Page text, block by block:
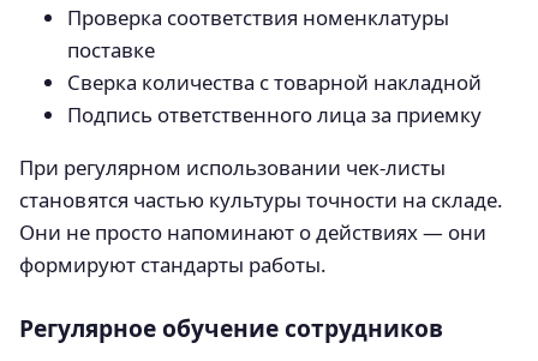
Проверка соответствия номенклатуры
поставке
Сверка количества с товарной накладной
Подпись ответственного лица за приемку
При регулярном использовании чек-листы
становятся частью культуры точности на складе.
Они не просто напоминают о действиях — они
формируют стандарты работы.
Регулярное обучение сотрудников